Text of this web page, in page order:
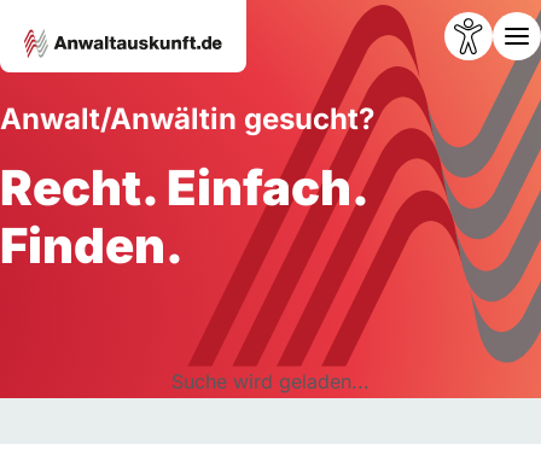
Anwalt/Anwältin gesucht?
Recht. Einfach.
Finden.
Suche wird geladen...